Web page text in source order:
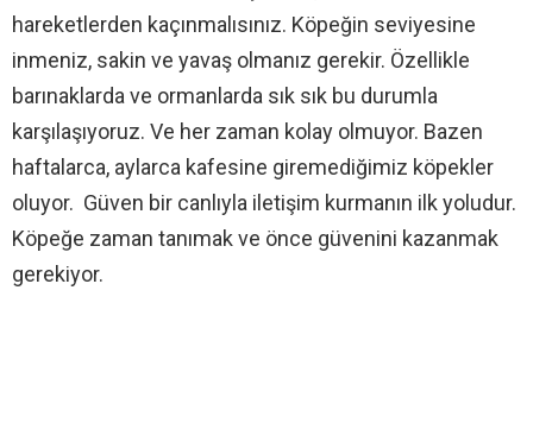
hareketlerden kaçınmalısınız. Köpeğin seviyesine
inmeniz, sakin ve yavaş olmanız gerekir. Özellikle
barınaklarda ve ormanlarda sık sık bu durumla
karşılaşıyoruz. Ve her zaman kolay olmuyor. Bazen
haftalarca, aylarca kafesine giremediğimiz köpekler
oluyor. Güven bir canlıyla iletişim kurmanın ilk yoludur.
Köpeğe zaman tanımak ve önce güvenini kazanmak
gerekiyor.